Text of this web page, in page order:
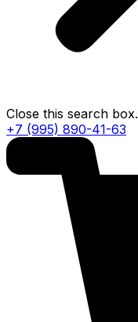
Close this search box.
+7 (995) 890-41-63